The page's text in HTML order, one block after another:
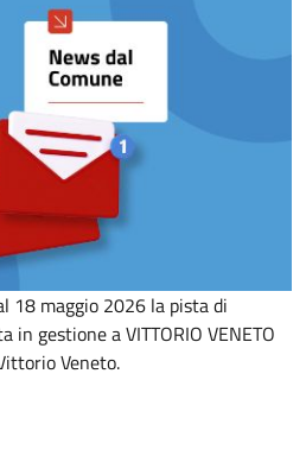
18 maggio 2026 la pista di
gestione a VITTORIO VENETO
Veneto.